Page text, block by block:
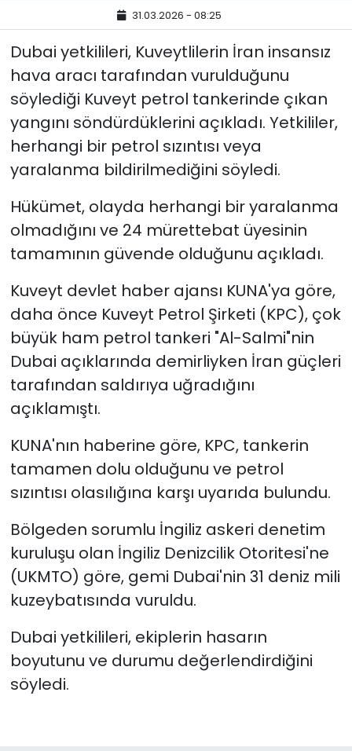
31.03.2026 - 08:25
Dubai yetkilileri, Kuveytlilerin İran insansız
hava aracı tarafından vurulduğunu
söylediği Kuveyt petrol tankerinde çıkan
yangını söndürdüklerini açıkladı. Yetkililer,
herhangi bir petrol sızıntısı veya
yaralanma bildirilmediğini söyledi.
Hükümet, olayda herhangi bir yaralanma
olmadığını ve 24 mürettebat üyesinin
tamamının güvende olduğunu açıkladı.
Kuveyt devlet haber ajansı KUNA'ya göre,
daha önce Kuveyt Petrol Şirketi (KPC), çok
büyük ham petrol tankeri "Al-Salmi"nin
Dubai açıklarında demirliyken İran güçleri
tarafından saldırıya uğradığını
açıklamıştı.
KUNA'nın haberine göre, KPC, tankerin
tamamen dolu olduğunu ve petrol
sızıntısı olasılığına karşı uyarıda bulundu.
Bölgeden sorumlu İngiliz askeri denetim
kuruluşu olan İngiliz Denizcilik Otoritesi'ne
(UKMTO) göre, gemi Dubai'nin 31 deniz mili
kuzeybatısında vuruldu.
Dubai yetkilileri, ekiplerin hasarın
boyutunu ve durumu değerlendirdiğini
söyledi.